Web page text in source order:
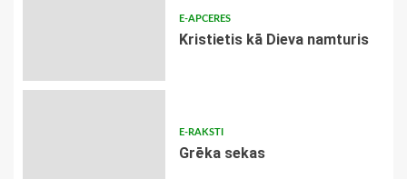
E-APCERES
Kristietis kā Dieva namturis
E-RAKSTI
Grēka sekas